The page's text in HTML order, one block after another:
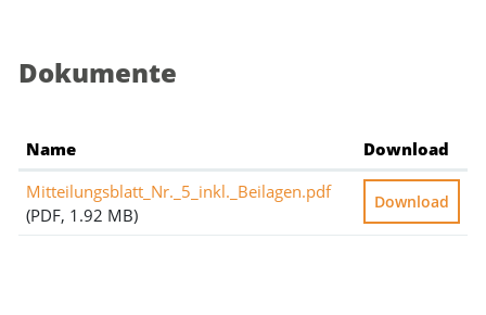
Dokumente
Name
Download
Mitteilungsblatt_Nr._5_inkl._Beilagen.pdf
(PDF, 1.92 MB)
Download